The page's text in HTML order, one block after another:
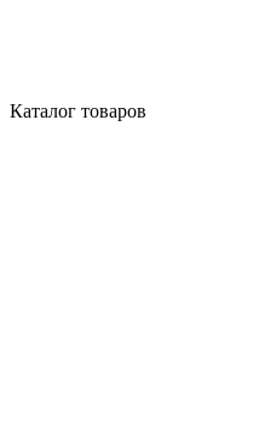
Каталог товаров